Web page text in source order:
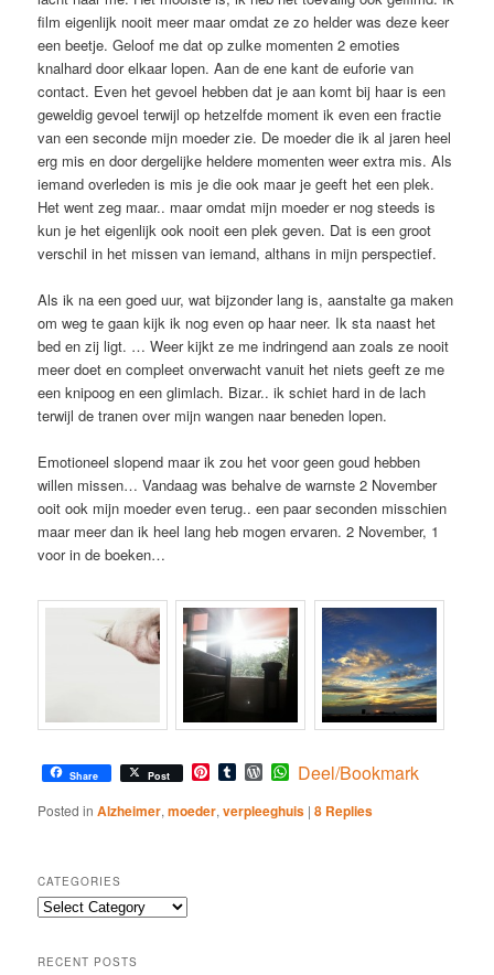
film eigenlijk nooit meer maar omdat ze zo helder was deze keer
een beetje. Geloof me dat op zulke momenten 2 emoties
knalhard door elkaar lopen. Aan de ene kant de euforie van
contact. Even het gevoel hebben dat je aan komt bij haar is een
geweldig gevoel terwijl op hetzelfde moment ik even een fractie
van een seconde mijn moeder zie. De moeder die ik al jaren heel
erg mis en door dergelijke heldere momenten weer extra mis. Als
iemand overleden is mis je die ook maar je geeft het een plek.
Het went zeg maar.. maar omdat mijn moeder er nog steeds is
kun je het eigenlijk ook nooit een plek geven. Dat is een groot
verschil in het missen van iemand, althans in mijn perspectief.
Als ik na een goed uur, wat bijzonder lang is, aanstalte ga maken
om weg te gaan kijk ik nog even op haar neer. Ik sta naast het
bed en zij ligt. … Weer kijkt ze me indringend aan zoals ze nooit
meer doet en compleet onverwacht vanuit het niets geeft ze me
een knipoog en een glimlach. Bizar.. ik schiet hard in de lach
terwijl de tranen over mijn wangen naar beneden lopen.
Emotioneel slopend maar ik zou het voor geen goud hebben
willen missen… Vandaag was behalve de warnste 2 November
ooit ook mijn moeder even terug.. een paar seconden misschien
maar meer dan ik heel lang heb mogen ervaren. 2 November, 1
voor in de boeken…
Share Post Pinterest
TumblrWordPress
WhatsApp
Deel/Bookmark
Posted in Alzheimer,moeder,verpleeghuis |8 Replies
CATEGORIES
Categories
RECENT POSTS